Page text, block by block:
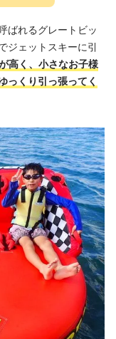
ばれるグレートビッ
ジェットスキーに引
高く、小さなお子様
っくり引っ張ってく